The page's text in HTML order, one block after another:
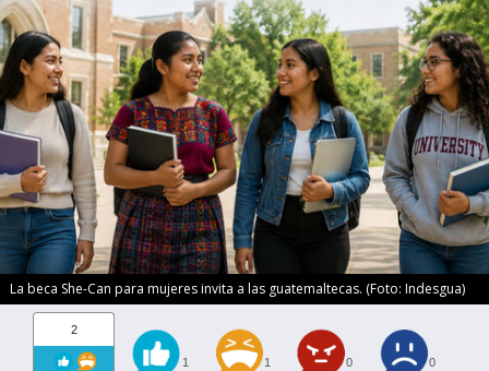
La beca She-Can para mujeres invita a las guatemaltecas. (Foto: Indesgua)
2
1 1 0 0